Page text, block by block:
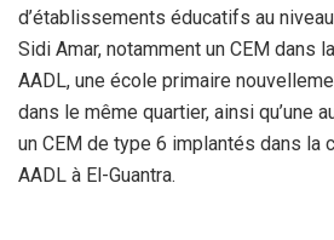
d’établissements éducatifs au
Sidi Amar, notamment un CEM dans
AADL, une école primaire
dans le même quartier, ainsi qu’une
un CEM de type 6 implantés dans la
AADL à El-Guantra.